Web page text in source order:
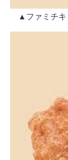
▲ファミチキ